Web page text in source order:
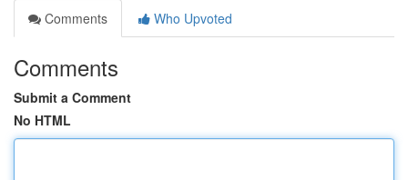
Comments
Who Upvoted
Comments
Submit a Comment
No HTML